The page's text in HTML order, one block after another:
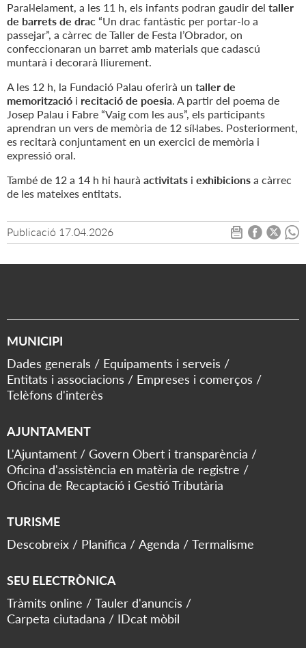
Paral·lelament, a les 11 h, els infants podran gaudir del taller
de barrets de drac “Un drac fantàstic per portar-lo a
passejar”, a càrrec de Taller de Festa l’Obrador, on
confeccionaran un barret amb materials que cadascú
muntarà i decorarà lliurement.
A les 12 h, la Fundació Palau oferirà un taller de
memorització i recitació de poesia. A partir del poema de
Josep Palau i Fabre “Vaig com les aus”, els participants
aprendran un vers de memòria de 12 síl·labes. Posteriorment,
es recitarà conjuntament en un exercici de memòria i
expressió oral.
També de 12 a 14 h hi haurà activitats i exhibicions a càrrec
de les mateixes entitats.
Publicació 17.04.2026
MUNICIPI
Dades generals
Equipaments i serveis
Entitats i associacions
Empreses i comerços
Telèfons d'interès
AJUNTAMENT
L'Ajuntament
Govern Obert i transparència
Oficina d'assistència en matèria de registre
Oficina de Recaptació i Gestió Tributària
TURISME
Descobreix
Planifica Agenda Termalisme
SEU ELECTRÒNICA
Tràmits online
Tauler d'anuncis
Carpeta ciutadana
IDcat mòbil